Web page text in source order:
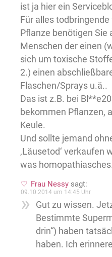
ist ja hier ein
Für alles
Pflanze benötigen Sie
Menschen der einen
sich um toxische
2.) einen
Flaschen/Sprays u.ä..
Das ist z.B. bei
bekommen Pflanzen,
Keule.
Und sollte jemand
‚Läusetod‘ verkaufen
was homopathiasches.
Frau Nessy sagt:
09.10.2014 um 14:45 Uhr
Gut zu wissen.
Bestimmte
drin“) haben
haben. Ich